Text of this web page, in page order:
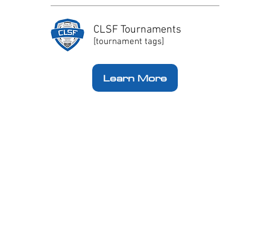
Learn More
CLSF Tournaments
[tournament tags]